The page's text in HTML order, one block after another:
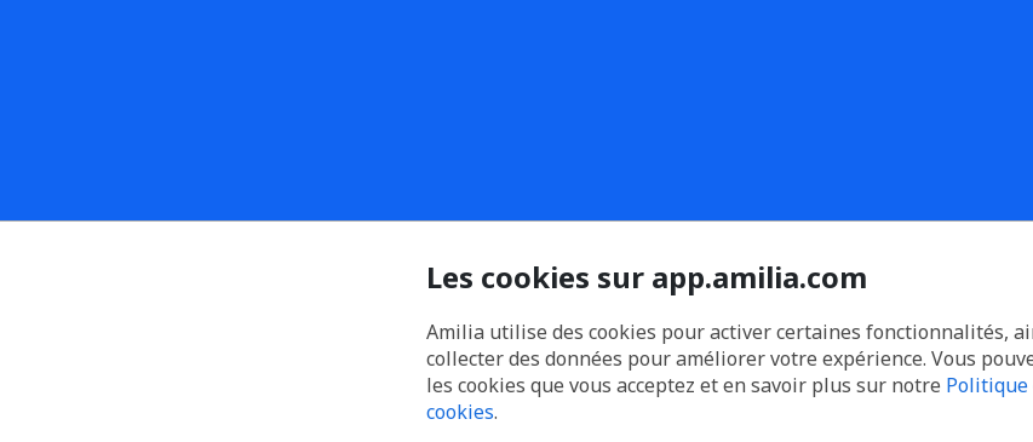
Les cookies sur app.amilia.com
Amilia utilise des cookies pour activer certaines fonctionnalités,
collecter des données pour améliorer votre expérience. Vous
les cookies que vous acceptez et en savoir plus sur notre Politique
cookies.